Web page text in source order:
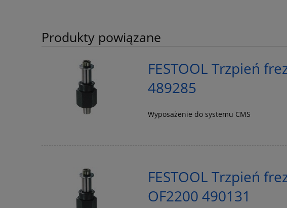
Produkty powiązane
FESTOOL Trzpień
489285
Wyposażenie do systemu CMS
FESTOOL Trzpień
OF2200 490131